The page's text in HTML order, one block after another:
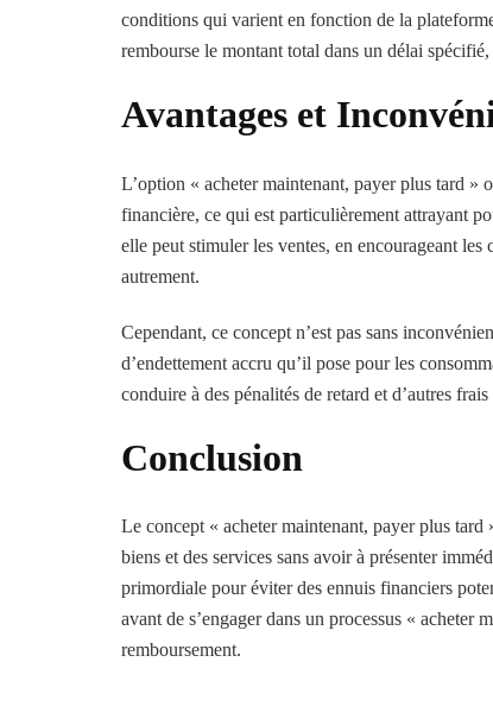
conditions qui varient en fonction de la
rembourse le montant total dans un délai
Avantages et
L’option « acheter maintenant, payer plus tard
financière, ce qui est particulièrement attrayant
elle peut stimuler les ventes, en encourageant
autrement.
Cependant, ce concept n’est pas sans
d’endettement accru qu’il pose pour les
conduire à des pénalités de retard et d’autres
Conclusion
Le concept « acheter maintenant, payer plus tard
biens et des services sans avoir à présenter
primordiale pour éviter des ennuis financiers
avant de s’engager dans un processus « acheter
remboursement.